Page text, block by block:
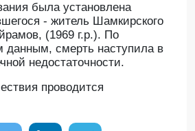
была установлена
- житель Шамкирского
(1969 г.р.). По
данным, смерть наступила в
недостаточности.
проводится